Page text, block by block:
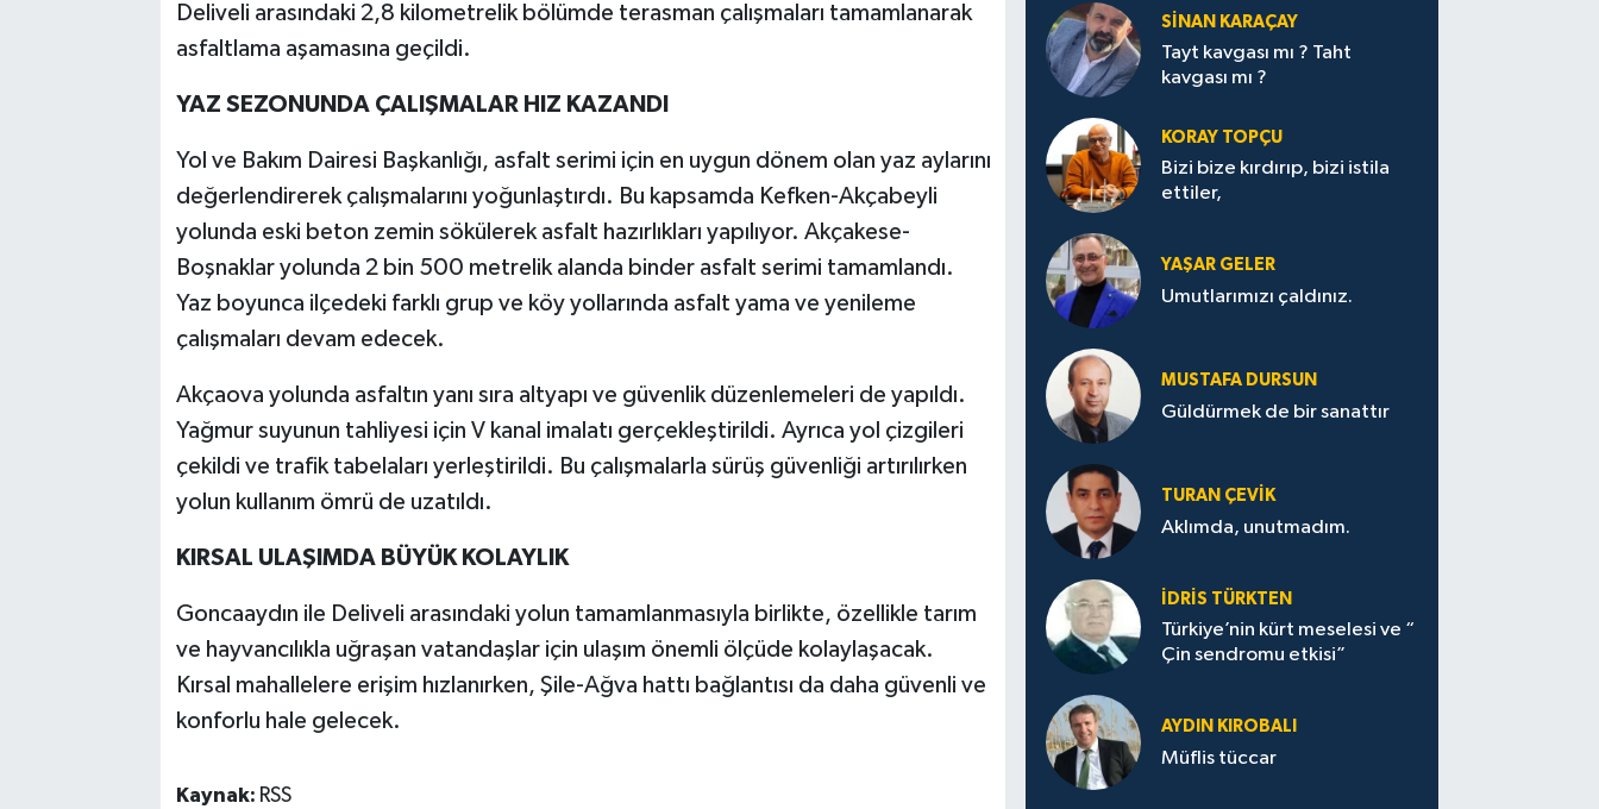
Deliveli arasındaki 2,8 kilometrelik bölümde terasman çalışmaları tamamlanarak
asfaltlama aşamasına geçildi.
YAZ SEZONUNDA ÇALIŞMALAR HIZ KAZANDI
Yol ve Bakım Dairesi Başkanlığı, asfalt serimi için en uygun dönem olan yaz aylarını
değerlendirerek çalışmalarını yoğunlaştırdı. Bu kapsamda Kefken-Akçabeyli
yolunda eski beton zemin sökülerek asfalt hazırlıkları yapılıyor. Akçakese-
Boşnaklar yolunda 2 bin 500 metrelik alanda binder asfalt serimi tamamlandı.
Yaz boyunca ilçedeki farklı grup ve köy yollarında asfalt yama ve yenileme
çalışmaları devam edecek.
Akçaova yolunda asfaltın yanı sıra altyapı ve güvenlik düzenlemeleri de yapıldı.
Yağmur suyunun tahliyesi için V kanal imalatı gerçekleştirildi. Ayrıca yol çizgileri
çekildi ve trafik tabelaları yerleştirildi. Bu çalışmalarla sürüş güvenliği artırılırken
yolun kullanım ömrü de uzatıldı.
KIRSAL ULAŞIMDA BÜYÜK KOLAYLIK
Goncaaydın ile Deliveli arasındaki yolun tamamlanmasıyla birlikte, özellikle tarım
ve hayvancılıkla uğraşan vatandaşlar için ulaşım önemli ölçüde kolaylaşacak.
Kırsal mahallelere erişim hızlanırken, Şile-Ağva hattı bağlantısı da daha güvenli ve
konforlu hale gelecek.
Kaynak: RSS
SİNAN KARAÇAY
Tayt kavgası mı ? Taht
kavgası mı ?
KORAY TOPÇU
Bizi bize kırdırıp, bizi istila
ettiler,
YAŞAR GELER
Umutlarımızı çaldınız.
MUSTAFA DURSUN
Güldürmek de bir sanattır
TURAN ÇEVİK
Aklımda, unutmadım.
İDRİS TÜRKTEN
Türkiye’nin kürt meselesi ve “
Çin sendromu etkisi”
AYDIN KIROBALI
Müflis tüccar